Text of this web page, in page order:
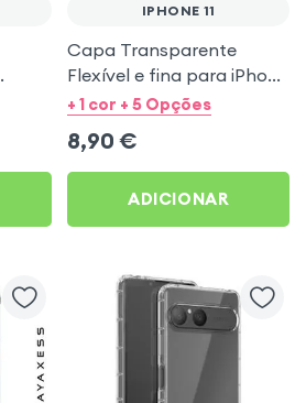
IPHONE 11
Capa Transparente
Flexível e fina para iPhone
11 - Mayaxess
+ 1 cor + 5 Opções
8,90 €
ADICIONAR